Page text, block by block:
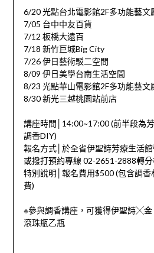
6/20 光點台北電影館2F多功能藝文
7/05 台中中友百貨
7/12 板橋大遠百
7/18 新竹巨城Big City
7/26 伊日藝術駁二空間
8/09 伊日美學台南生活空間
8/23 光點華山電影館2F多功能藝文
8/30 新光三越桃園站前店
講座時間│14:00~17:00 (前半段為
調香DIY)
報名方式│於全省伊聖詩芳療生活
或撥打預約專線 02-2651-2888轉
特別說明│報名費用$500 (包含調
費)
※參與調香講座，可獲得伊聖詩╳
滾珠瓶乙瓶